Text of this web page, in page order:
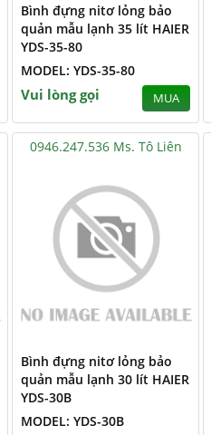
Bình đựng nitơ lỏng bảo
quản mẫu lạnh 35 lít HAIER
YDS-35-80
MODEL: YDS-35-80
Vui lòng gọi MUA
0946.247.536 Ms. Tô Liên
Bình đựng nitơ lỏng bảo
quản mẫu lạnh 30 lít HAIER
YDS-30B
MODEL: YDS-30B